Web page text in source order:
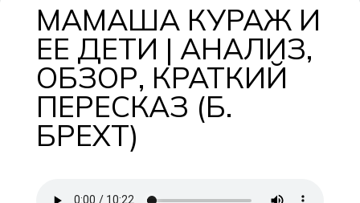
МАМАША КУРАЖ И
ЕЕ ДЕТИ | АНАЛИЗ,
ОБЗОР, КРАТКИЙ
ПЕРЕСКАЗ (Б.
БРЕХТ)